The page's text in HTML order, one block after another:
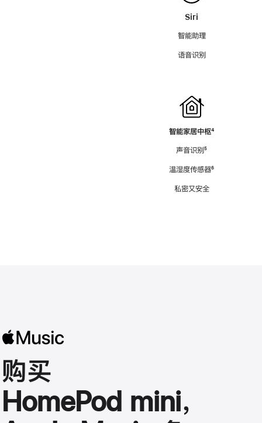
Siri
智能助理
语音识别
智能家居中枢脚
⁴
声音识别脚
⁵
温湿度传感器脚
⁶
私密又安全
购买
HomePod mini，